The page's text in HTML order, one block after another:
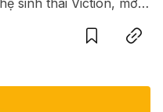
sinh thái Viction, mở
mà không cần
thanh khoản.
SaveCopy link